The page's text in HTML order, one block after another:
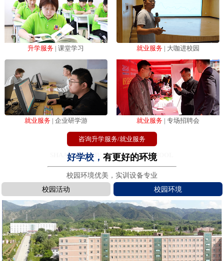
升学服务 | 课堂学习 就业服务| 大咖进校园
就业服务| 企业研学游 就业服务| 专场招聘会
咨询升学服务/就业服务
SHAANXI XINHUA COMPUTER SCHOOL
好学校， 有更好的环境
校园环境优美，实训设备专业
校园活动
校园环境